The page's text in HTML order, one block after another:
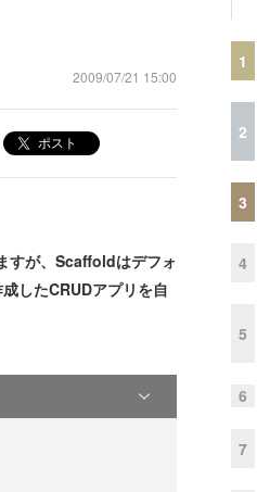
2009/07/21 15:00
ポスト
すが、Scaffoldはデフォ
したCRUDアプリを自
1
2
3
4
5
6
7